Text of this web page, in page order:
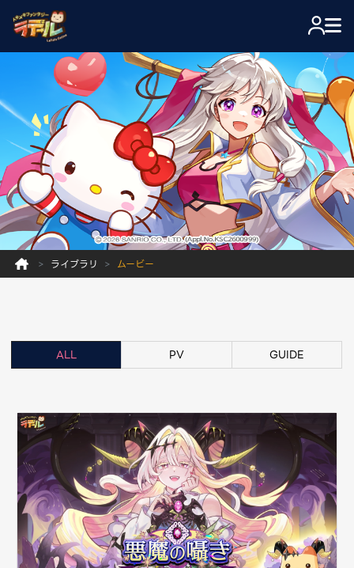
ライブラリ ムービー
ALL PV GUIDE